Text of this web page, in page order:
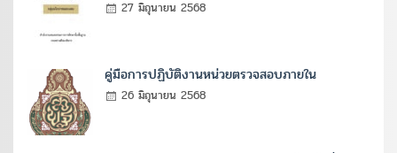
27 มิถุนายน 2568
คู่มือการปฏิบัติงานหน่วยตรวจสอบภายใน
26 มิถุนายน 2568